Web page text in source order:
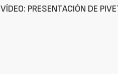
VÍDEO: PRESENTACIÓN DE